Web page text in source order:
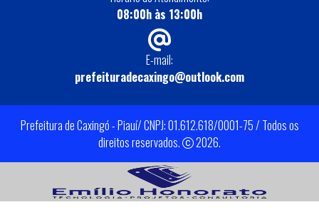
08:00h às 13:00h
E-mail:
prefeituradecaxingo@outlook.com
Prefeitura de Caxingó - Piauí/ CNPJ: 01.612.618/0001-75 / Todos os
direitos reservados.
2026.